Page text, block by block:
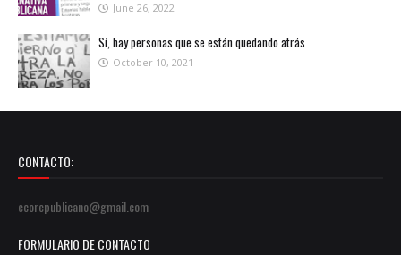
June 26, 2022
Sí, hay personas que se están quedando atrás
October 10, 2021
CONTACTO:
ecorepublicano@gmail.com
FORMULARIO DE CONTACTO